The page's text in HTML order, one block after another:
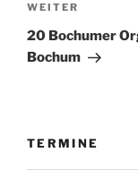
Nächster
Beitrag
WEITER
20 Bochumer
Bochum
TERMINE